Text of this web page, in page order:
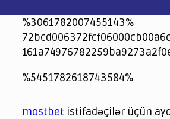
%3061782007455143%
jeetcity
1xbet
jeet city casino
%5451782618743584%
spintiger
Avabet
Spinrise
Crown Green
Crowngreen casino login
슈가 러쉬1000 슬롯
crazy time casino online
1xcasinozambia.com
codingworldnews.com
parimatch.kr
winorio
winorio casino
winorio
mostbet istifadəçilər üçün